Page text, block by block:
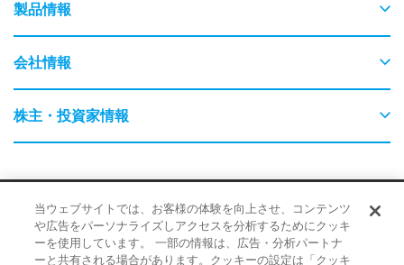
製品情報
物流
交通
保守・保全
検査・監視・最適化（AI）
会社情報
ごあいさつ
事業内容
経営理念
株主・投資家情報
企業情報
採用情報 サイトポリシー 品質・環境に対する取り組み
情報に対する取り組み
当ウェブサイトでは、お客様の体験を向上させ、コンテンツ
や広告をパーソナライズしアクセスを分析するためにクッキ
ーを使用しています。 一部の情報は、広告・分析パートナ
ーと共有される場合があります。クッキーの設定は「クッキ